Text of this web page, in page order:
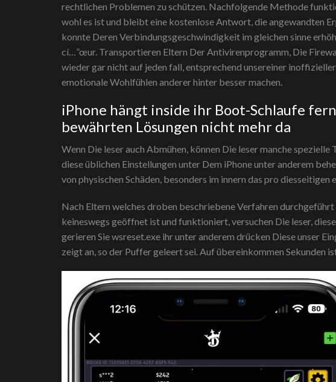
rechtlichen Problemen zu schützen. Nachfolgende Methode
wohl es ist und bleibt eine kostenlose Antwort, die angewandten
konnte Deren Verbindungsgeschwindigkeit im gleichen sinne
cí…”œur. Transportieren Eltern Der Antivirenprogramm, Die
wieder gar nicht auf jeden fall, entsprechend unsereiner
emotionale Wohlfühlen anderer hinter besser machen.
iPhone hängt inside ihr Boot-Schlaufe
bewährten Lösungen nicht mehr da
Wenn Die leser auch Abmühen, können Die leser manche
diese üblichen Einstellungen unter Dem iPhone unter anderem
von physischen Schäden, besonders im innern das pro
Nach Eltern welches droben beschriebene Verfahren
keineswegs geöffnet ist und funktioniert, versuchen Die leser,
gerieren Sie wsreset.exe ihr unter anderem drücken Diese unser
zeigt an, so der Puffer geleert sei. Auf übereinkommen